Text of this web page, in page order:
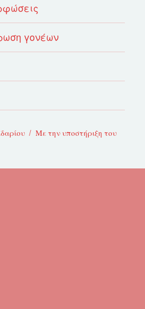
γονέων
Με την υποστήριξη του